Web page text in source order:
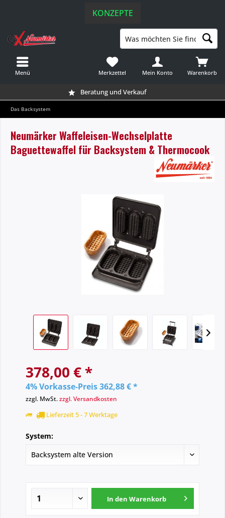
KONZEPTE
Beratung und Verkauf
Warenkorb
Merkzettel Mein Konto
Menü
Das Backsystem
Neumärker Waffeleisen-Wechselplatte
Baguettewaffel für Backsystem & Thermocook
378,00 € *
4% Vorkasse-Preis 362,88 € *
zzgl. MwSt.zzgl. Versandkosten
Lieferzeit 5 - 7 Werktage
System:
In den Warenkorb